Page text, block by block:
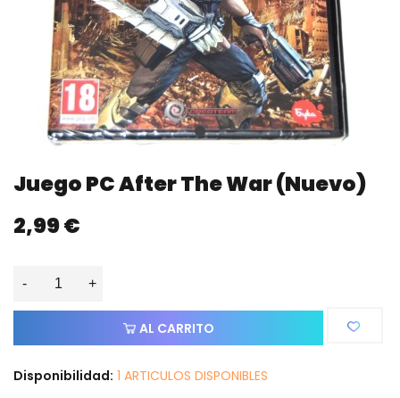
Juego PC After The War (nuevo)
2,99 €
- +
AL CARRITO
Disponibilidad: 1 ARTICULOS DISPONIBLES